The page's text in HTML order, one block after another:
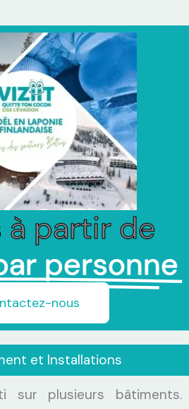
à partir de
personne
nous
et Installations
sur plusieurs bâtiments.